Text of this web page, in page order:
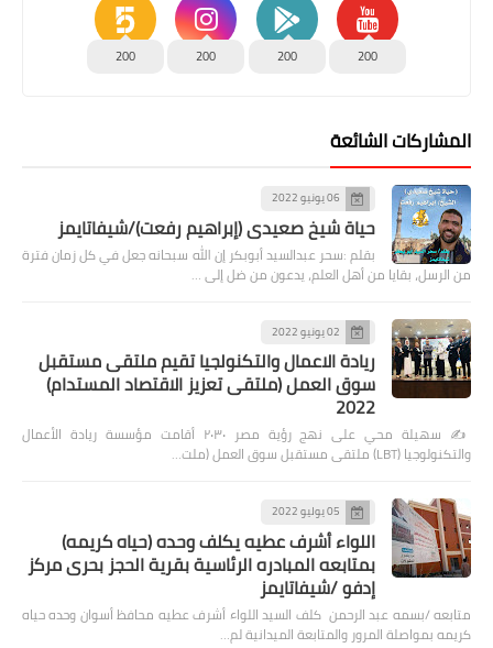
200
200
200
200
المشاركات الشائعة
06 يونيو 2022
حياة شيخ صعيدى (إبراهيم رفعت)/شيفاتايمز
بقلم :سحر عبدالسيد أبوبكر إن الله سبحانه جعل في كل زمان فترة
من الرسل، بقايا من أهل العلم، يدعون من ضل إلى …
02 يونيو 2022
ريادة الاعمال والتكنولجيا تقيم ملتقى مستقبل
سوق العمل (ملتقى تعزيز الاقتصاد المستدام)
2022
✍️ سهيلة محي على نهج رؤية مصر ٢٠٣٠ أقامت مؤسسة ريادة الأعمال
والتكنولوجيا (LBT) ملتقى مستقبل سوق العمل (ملت…
05 يوليو 2022
اللواء أشرف عطيه يكلف وحده (حياه كريمه)
بمتابعه المبادره الرئاسية بقرية الحجز بحرى مركز
إدفو /شيفاتايمز
متابعه /بسمه عبد الرحمن كلف السيد اللواء أشرف عطيه محافظ أسوان وحده حياه
كريمه بمواصلة المرور والمتابعة الميدانية لم…